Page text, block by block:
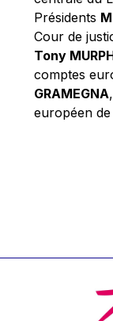
Présidents
Cour de
Tony
comptes
GRAMEGNA
européen de